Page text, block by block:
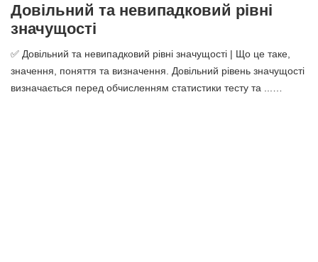
Довільний та невипадковий рівні
значущості
✅ Довільний та невипадковий рівні значущості | Що це таке,
значення, поняття та визначення. Довільний рівень значущості
визначається перед обчисленням статистики тесту та ...…